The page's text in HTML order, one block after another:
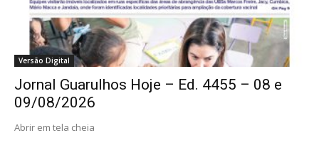
Versão Digital
Jornal Guarulhos Hoje – Ed. 4455 – 08 e
09/08/2026
Abrir em tela cheia